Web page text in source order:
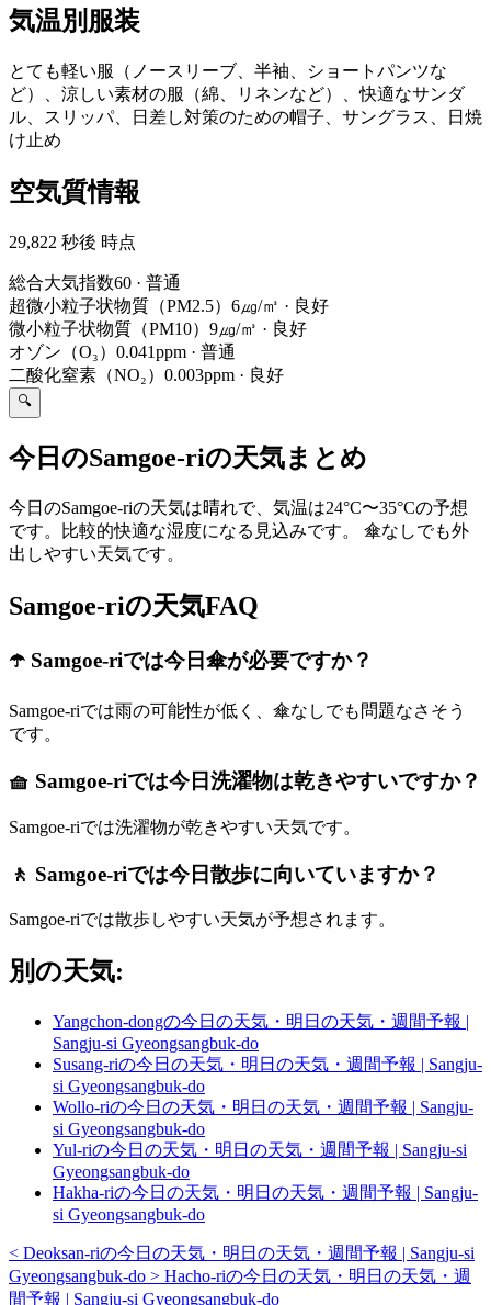
気温別服装
とても軽い服（ノースリーブ、半袖、ショートパンツな
ど）、涼しい素材の服（綿、リネンなど）、快適なサンダ
ル、スリッパ、日差し対策のための帽子、サングラス、日焼
け止め
空気質情報
29,822 秒後 時点
総合大気指数60 · 普通
超微小粒子状物質（PM2.5） 6㎍/㎥ · 良好
微小粒子状物質（PM10） 9㎍/㎥ · 良好
オゾン（O₃） 0.041ppm · 普通
二酸化窒素（NO₂） 0.003ppm · 良好
🔍
今日のSamgoe-riの天気まとめ
今日のSamgoe-riの天気は晴れで、気温は24°C〜35°Cの予想
です。比較的快適な湿度になる見込みです。 傘なしでも外
出しやすい天気です。
Samgoe-riの天気FAQ
☂️ Samgoe-riでは今日傘が必要ですか？
Samgoe-riでは雨の可能性が低く、傘なしでも問題なさそう
です。
🧺 Samgoe-riでは今日洗濯物は乾きやすいですか？
Samgoe-riでは洗濯物が乾きやすい天気です。
🚶 Samgoe-riでは今日散歩に向いていますか？
Samgoe-riでは散歩しやすい天気が予想されます。
別の天気:
Yangchon-dongの今日の天気・明日の天気・週間予報 |
Sangju-si Gyeongsangbuk-do
Susang-riの今日の天気・明日の天気・週間予報 | Sangju-
si Gyeongsangbuk-do
Wollo-riの今日の天気・明日の天気・週間予報 | Sangju-
si Gyeongsangbuk-do
Yul-riの今日の天気・明日の天気・週間予報 | Sangju-si
Gyeongsangbuk-do
Hakha-riの今日の天気・明日の天気・週間予報 | Sangju-
si Gyeongsangbuk-do
< Deoksan-riの今日の天気・明日の天気・週間予報 | Sangju-si
Gyeongsangbuk-do > Hacho-riの今日の天気・明日の天気・週
間予報 | Sangju-si Gyeongsangbuk-do